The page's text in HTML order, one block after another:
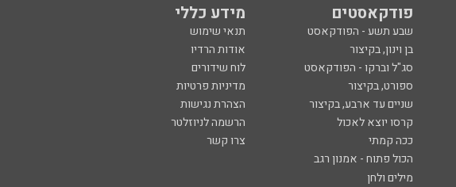
פודקאסטים מידע כללי
שבע תשע - הפודקאסט
תנאי שימוש
בן וינון, בקיצור
אודות הרדיו
סג"ל וברקו - הפודקאסט
לוח שידורים
ספורט, בקיצור
מדיניות פרטיות
שניים עד ארבע, בקיצור
הצהרת נגישות
קרסו יוצא לאכול
הרשמה לניוזלטר
ככה קמתי
צרו קשר
הכול פתוח - אמנון רגב
מילים ולחן